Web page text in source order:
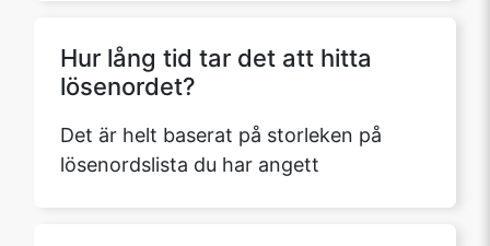
Hur lång tid tar det att hitta
lösenordet?
Det är helt baserat på storleken på
lösenordslista du har angett